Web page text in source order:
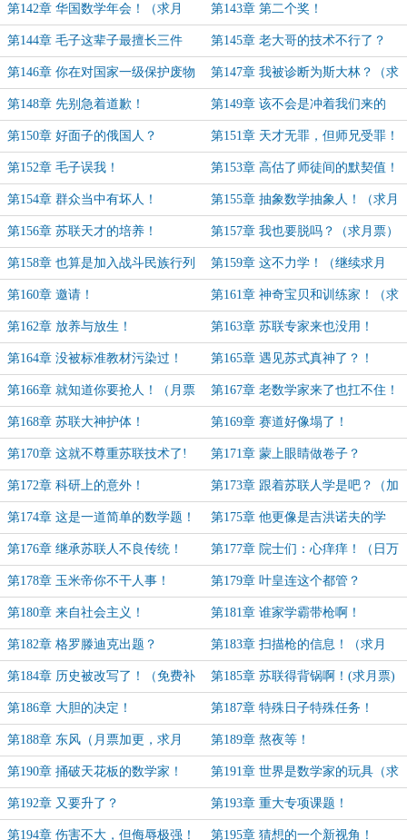
票）
第142章 华国数学年会！（求月
票！）
第143章 第二个奖！
第144章 毛子这辈子最擅长三件
事！
第145章 老大哥的技术不行了？
（月票加更章）
第146章 你在对国家一级保护废物
说什么？
第147章 我被诊断为斯大林？（求
月票）
第148章 先别急着道歉！ 第149章 该不会是冲着我们来的
吧！
第150章 好面子的俄国人？ 第151章 天才无罪，但师兄受罪！
第152章 毛子误我！ 第153章 高估了师徒间的默契值！
第154章 群众当中有坏人！ 第155章 抽象数学抽象人！（求月
票）
第156章 苏联天才的培养！ 第157章 我也要脱吗？（求月票）
第158章 也算是加入战斗民族行列
了！
第159章 这不力学！（继续求月
票）
第160章 邀请！ 第161章 神奇宝贝和训练家！（求
月票）
第162章 放养与放生！ 第163章 苏联专家来也没用！
第164章 没被标准教材污染过！ 第165章 遇见苏式真神了？！
第166章 就知道你要抢人！（月票
加更）
第167章 老数学家来了也扛不住！
第168章 苏联大神护体！ 第169章 赛道好像塌了！
第170章 这就不尊重苏联技术了! 第171章 蒙上眼睛做卷子？
第172章 科研上的意外！ 第173章 跟着苏联人学是吧？（加
更，庆祝王虹邓煜获得菲奖！）
第174章 这是一道简单的数学题！ 第175章 他更像是吉洪诺夫的学
生！（求月票）
第176章 继承苏联人不良传统！ 第177章 院士们：心痒痒！（日万
求月票）
第178章 玉米帝你不干人事！ 第179章 叶皇连这个都管？
第180章 来自社会主义！ 第181章 谁家学霸带枪啊！
第182章 格罗滕迪克出题？ 第183章 扫描枪的信息！（求月
票）
第184章 历史被改写了！（免费补
偿章）
第185章 苏联得背锅啊！(求月票)
第186章 大胆的决定！ 第187章 特殊日子特殊任务！
第188章 东风（月票加更，求月
票！）
第189章 熬夜等！
第190章 捅破天花板的数学家！ 第191章 世界是数学家的玩具（求
月票，月票加更）
第192章 又要升了？ 第193章 重大专项课题！
第194章 伤害不大，但侮辱极强！ 第195章 猜想的一个新视角！